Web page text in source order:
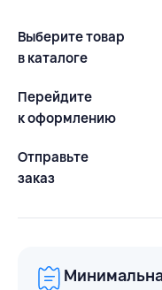
Выберите товар
в каталоге
Перейдите
к оформлению
Отправьте
заказ